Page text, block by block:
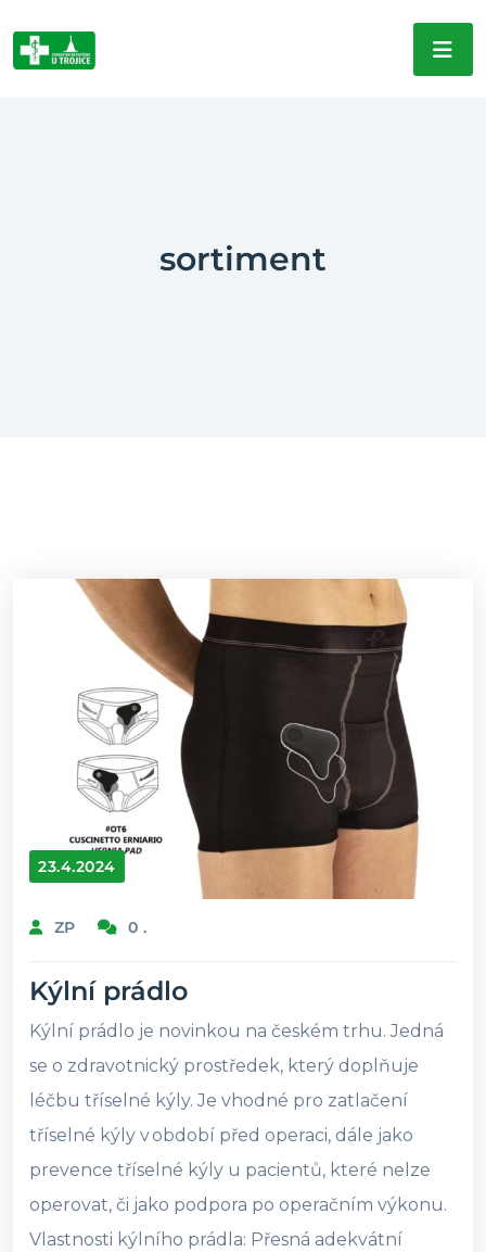
sortiment
23.4.2024
ZP 0 .
Kýlní prádlo
Kýlní prádlo je novinkou na českém trhu. Jedná
se o zdravotnický prostředek, který doplňuje
léčbu tříselné kýly. Je vhodné pro zatlačení
tříselné kýly v období před operaci, dále jako
prevence tříselné kýly u pacientů, které nelze
operovat, či jako podpora po operačním výkonu.
Vlastnosti kýlního prádla: Přesná adekvátní